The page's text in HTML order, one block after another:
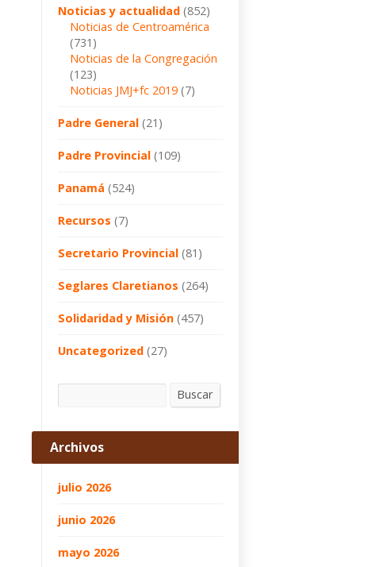
Noticias y actualidad (852)
Noticias de Centroamérica
(731)
Noticias de la Congregación
(123)
Noticias JMJ+fc 2019 (7)
Padre General (21)
Padre Provincial (109)
Panamá (524)
Recursos (7)
Secretario Provincial (81)
Seglares Claretianos (264)
Solidaridad y Misión (457)
Uncategorized (27)
Buscar
Archivos
julio 2026
junio 2026
mayo 2026